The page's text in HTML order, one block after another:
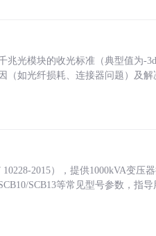
光模块的收光标准（典型值为-
（如光纤损耗、连接器问题）及
2015），提供1000kVA变压
SCB13等常见型号参数，指